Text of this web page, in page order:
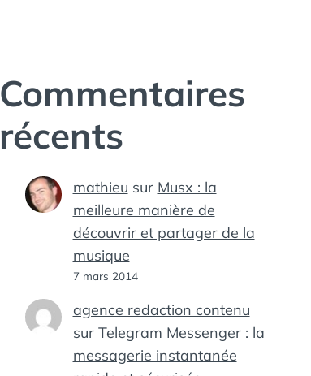
Commentaires
récents
mathieu sur Musx : la
meilleure manière de
découvrir et partager de la
musique
7 mars 2014
agence redaction contenu
sur Telegram Messenger : la
messagerie instantanée